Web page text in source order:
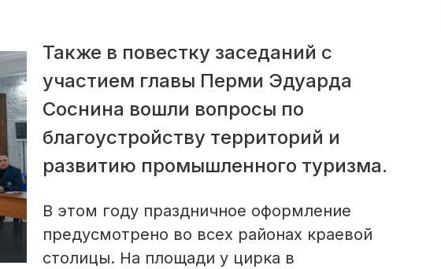
Также в повестку заседаний с
участием главы Перми Эдуарда
Соснина вошли вопросы по
благоустройству территорий и
развитию промышленного туризма.
В этом году праздничное оформление
предусмотрено во всех районах краевой
столицы. На площади у цирка в